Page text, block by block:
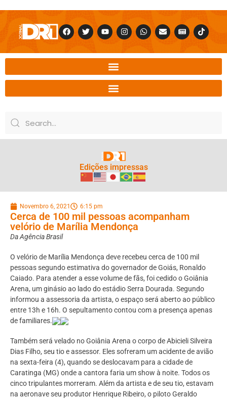
Edições impressas
Novembro 6, 2021 6:15 pm
Cerca de 100 mil pessoas acompanham
velório de Marília Mendonça
Da Agência Brasil
O velório de Marília Mendonça deve recebeu cerca de 100 mil
pessoas segundo estimativa do governador de Goiás, Ronaldo
Caiado. Para atender a esse volume de fãs, foi cedido o Goiânia
Arena, um ginásio ao lado do estádio Serra Dourada. Segundo
informou a assessoria da artista, o espaço será aberto ao público
entre 13h e 16h. O sepultamento contou com a presença apenas
de familiares.
Também será velado no Goiânia Arena o corpo de Abicieli Silveira
Dias Filho, seu tio e assessor. Eles sofreram um acidente de avião
na sexta-feira (4), quando se deslocavam para a cidade de
Caratinga (MG) onde a cantora faria um show à noite. Todos os
cinco tripulantes morreram. Além da artista e de seu tio, estavam
na aeronave seu produtor Henrique Ribeiro, o piloto Geraldo